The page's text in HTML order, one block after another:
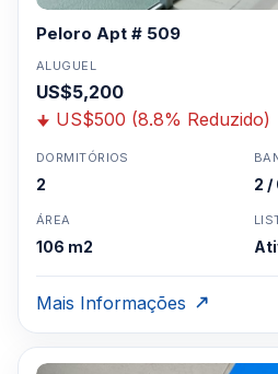
Peloro Apt # 509
ALUGUEL
US$5,200
US$500 (8.8% Reduzido)
DORMITÓRIOS
2 2 /
ÁREA
106 m2
Mais Informações